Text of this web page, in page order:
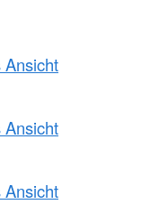
Ansicht
Ansicht
Ansicht